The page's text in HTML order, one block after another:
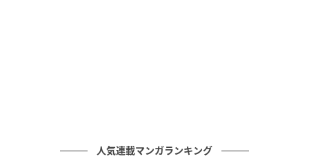
人気連載マンガランキング